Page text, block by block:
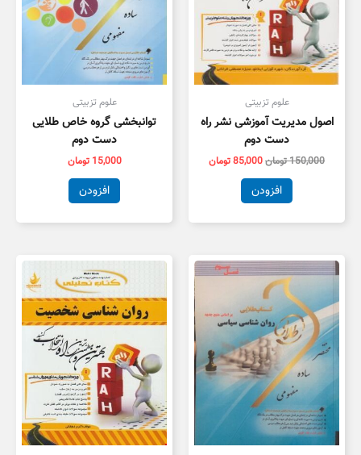
علوم تزبیتی
اصول مدیریت آموزشی نشر راه
دست دوم
150,000تومان85,000تومان
افزودن
علوم تزبیتی
توانبخشی گروه خاص طلایی
دست دوم
15,000 تومان
افزودن